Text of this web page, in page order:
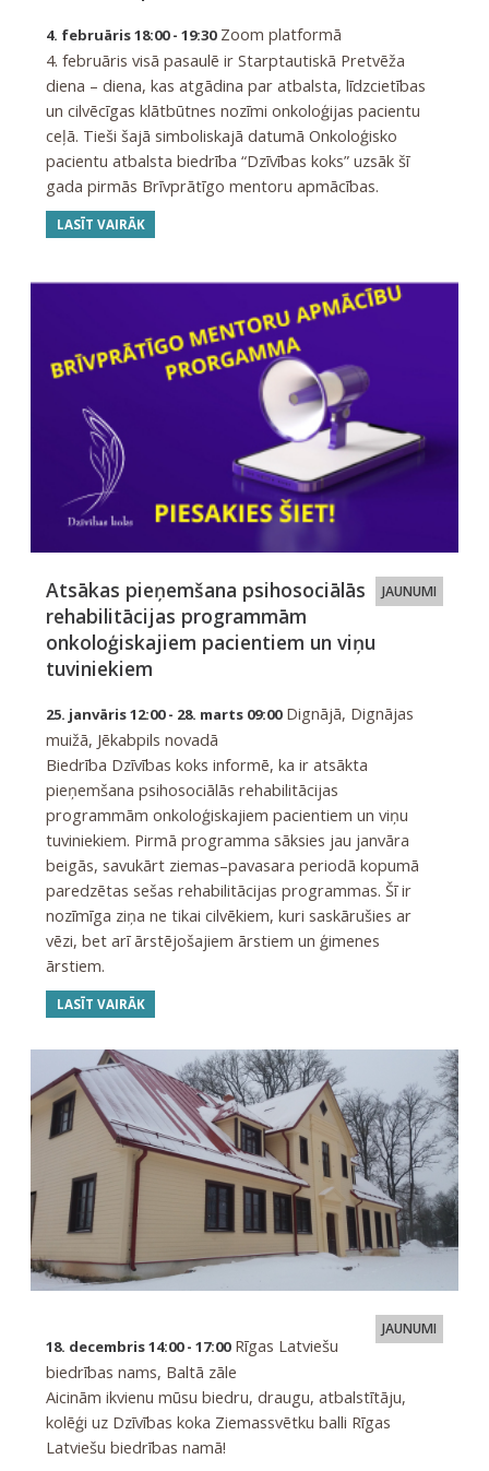
4. februāris 18:00 - 19:30Zoom platformā
4. februāris visā pasaulē ir Starptautiskā Pretvēža
diena – diena, kas atgādina par atbalsta, līdzcietības
un cilvēcīgas klātbūtnes nozīmi onkoloģijas pacientu
ceļā. Tieši šajā simboliskajā datumā Onkoloģisko
pacientu atbalsta biedrība “Dzīvības koks” uzsāk šī
gada pirmās Brīvprātīgo mentoru apmācības.
LASĪT VAIRĀK
JAUNUMI
Atsākas pieņemšana psihosociālās
rehabilitācijas programmām
onkoloģiskajiem pacientiem un viņu
tuviniekiem
25. janvāris 12:00 - 28. marts 09:00Dignājā, Dignājas
muižā, Jēkabpils novadā
Biedrība Dzīvības koks informē, ka ir atsākta
pieņemšana psihosociālās rehabilitācijas
programmām onkoloģiskajiem pacientiem un viņu
tuviniekiem. Pirmā programma sāksies jau janvāra
beigās, savukārt ziemas–pavasara periodā kopumā
paredzētas sešas rehabilitācijas programmas. Šī ir
nozīmīga ziņa ne tikai cilvēkiem, kuri saskārušies ar
vēzi, bet arī ārstējošajiem ārstiem un ģimenes
ārstiem.
LASĪT VAIRĀK
JAUNUMI
18. decembris 14:00 - 17:00Rīgas Latviešu
biedrības nams, Baltā zāle
Aicinām ikvienu mūsu biedru, draugu, atbalstītāju,
kolēģi uz Dzīvības koka Ziemassvētku balli Rīgas
Latviešu biedrības namā!